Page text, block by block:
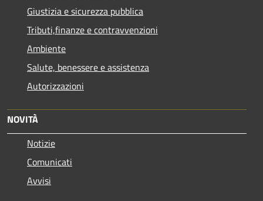
Giustizia e sicurezza pubblica
Tributi,finanze e contravvenzioni
Ambiente
Salute, benessere e assistenza
Autorizzazioni
NOVITÀ
Notizie
Comunicati
Avvisi